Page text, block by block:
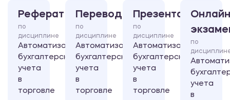
Реферат
по
дисциплине
Автоматизация
бухгалтерского
учета
в
торговле
Перевод
по
дисциплине
Автоматизация
бухгалтерского
учета
в
торговле
Презентация
по
дисциплине
Автоматизация
бухгалтерского
учета
в
торговле
по
учета
в